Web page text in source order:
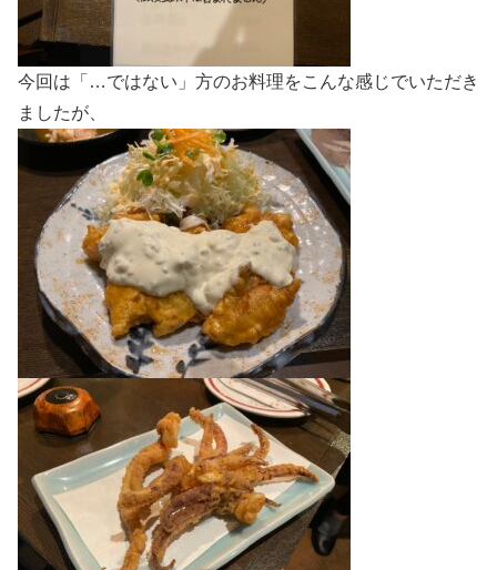
今回は「…ではない」方のお料理をこんな感じでいただき
ましたが、